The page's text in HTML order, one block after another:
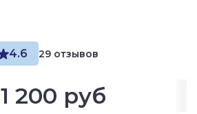
4.6 29 отзывов
1 200 руб